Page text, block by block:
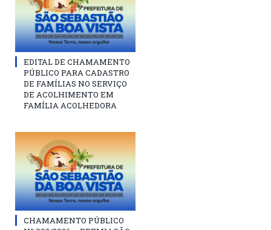
EDITAL DE CHAMAMENTO
PÚBLICO PARA CADASTRO
DE FAMÍLIAS NO SERVIÇO
DE ACOLHIMENTO EM
FAMÍLIA ACOLHEDORA
CHAMAMENTO PÚBLICO